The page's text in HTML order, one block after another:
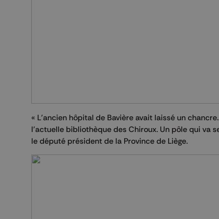
« L’ancien hôpital de Bavière avait laissé un
l’actuelle bibliothèque des Chiroux. Un pôle qui va
le député président de la Province de Liège.